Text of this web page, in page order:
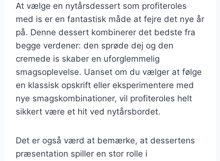
At vælge en nytårsdessert som profiteroles
med is er en fantastisk måde at fejre det nye år
på. Denne dessert kombinerer det bedste fra
begge verdener: den sprøde dej og den
cremede is skaber en uforglemmelig
smagsoplevelse. Uanset om du vælger at følge
en klassisk opskrift eller eksperimentere med
nye smagskombinationer, vil profiteroles helt
sikkert være et hit ved nytårsbordet.
Det er også værd at bemærke, at dessertens
præsentation spiller en stor rolle i